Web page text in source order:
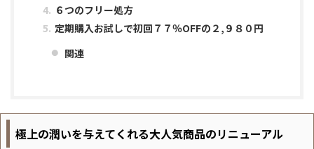
６つのフリー処方
定期購入お試しで初回７７％OFFの２,９８０円
関連
極上の潤いを与えてくれる大人気商品のリニューアル